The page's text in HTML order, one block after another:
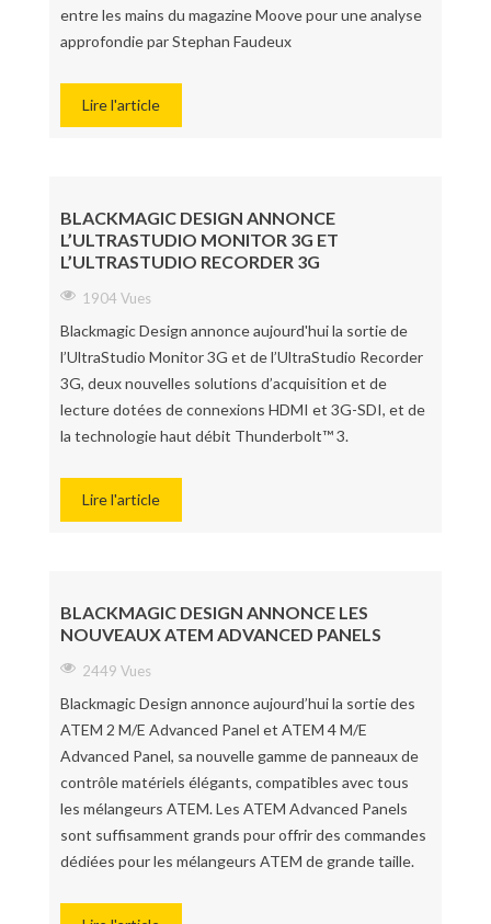
entre les mains du magazine Moove pour une analyse
approfondie par Stephan Faudeux
Lire l'article
BLACKMAGIC DESIGN ANNONCE
L’ULTRASTUDIO MONITOR 3G ET
L’ULTRASTUDIO RECORDER 3G
1904 Vues
Blackmagic Design annonce aujourd'hui la sortie de
l’UltraStudio Monitor 3G et de l’UltraStudio Recorder
3G, deux nouvelles solutions d’acquisition et de
lecture dotées de connexions HDMI et 3G-SDI, et de
la technologie haut débit Thunderbolt™ 3.
Lire l'article
BLACKMAGIC DESIGN ANNONCE LES
NOUVEAUX ATEM ADVANCED PANELS
2449 Vues
Blackmagic Design annonce aujourd’hui la sortie des
ATEM 2 M/E Advanced Panel et ATEM 4 M/E
Advanced Panel, sa nouvelle gamme de panneaux de
contrôle matériels élégants, compatibles avec tous
les mélangeurs ATEM. Les ATEM Advanced Panels
sont suffisamment grands pour offrir des commandes
dédiées pour les mélangeurs ATEM de grande taille.